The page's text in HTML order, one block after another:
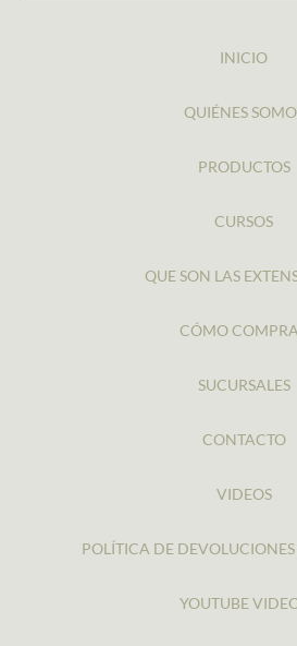
INICIO
QUIÉNES
PRODUCTOS
CURSOS
QUE SON LAS
CÓMO
SUCURSALES
CONTACTO
VIDEOS
POLÍTICA DE
YOUTUBE